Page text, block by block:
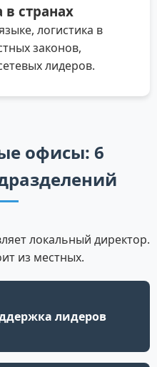
в странах
логистика в
законов,
лидеров.
офисы: 6
локальный директор.
из местных.
лидеров